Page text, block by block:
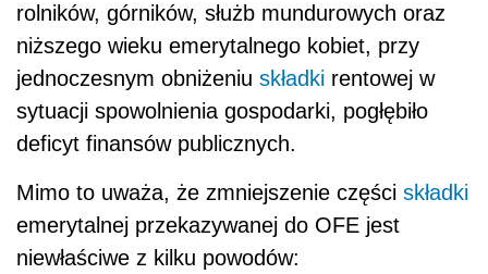
rolników, górników, służb mundurowych oraz
niższego wieku emerytalnego kobiet, przy
jednoczesnym obniżeniu składki rentowej w
sytuacji spowolnienia gospodarki, pogłębiło
deficyt finansów publicznych.
Mimo to uważa, że zmniejszenie części składki
emerytalnej przekazywanej do OFE jest
niewłaściwe z kilku powodów: